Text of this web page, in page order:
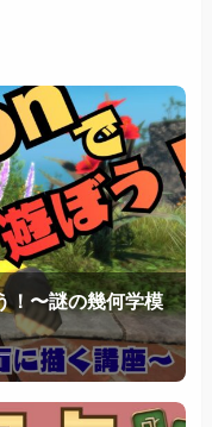
！〜謎の幾何学模